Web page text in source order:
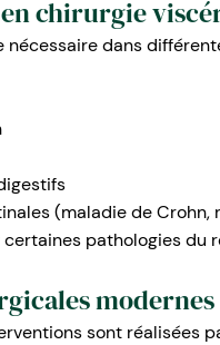
chirurgie
dans
(maladie de
pathologies du
modernes
sont réalisées